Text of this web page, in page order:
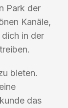
Park der
Kanäle,
in der
bieten.
das